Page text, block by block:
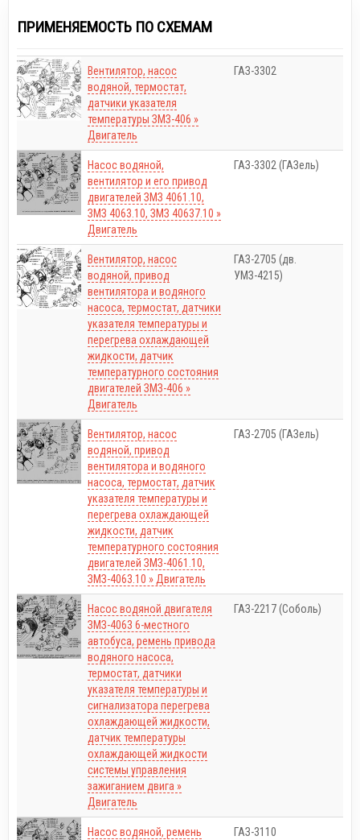
ПРИМЕНЯЕМОСТЬ ПО СХЕМАМ
Вентилятор, насос
водяной, термостат,
датчики указателя
температуры ЗМЗ-406 »
Двигатель
ГАЗ-3302
Насос водяной,
вентилятор и его привод
двигателей ЗМЗ 4061.10,
ЗМЗ 4063.10, ЗМЗ 40637.10 »
Двигатель
ГАЗ-3302 (ГАЗель)
Вентилятор, насос
водяной, привод
вентилятора и водяного
насоса, термостат, датчики
указателя температуры и
перегрева охлаждающей
жидкости, датчик
температурного состояния
двигателей ЗМЗ-406 »
Двигатель
ГАЗ-2705 (дв.
УМЗ-4215)
Вентилятор, насос
водяной, привод
вентилятора и водяного
насоса, термостат, датчик
указателя температуры и
перегрева охлаждающей
жидкости, датчик
температурного состояния
двигателей ЗМЗ-4061.10,
ЗМЗ-4063.10 » Двигатель
ГАЗ-2705 (ГАЗель)
Насос водяной двигателя
ЗМЗ-4063 6-местного
автобуса, ремень привода
водяного насоса,
термостат, датчики
указателя температуры и
сигнализатора перегрева
охлаждающей жидкости,
датчик температуры
охлаждающей жидкости
системы управления
зажиганием двига »
Двигатель
ГАЗ-2217 (Соболь)
Насос водяной, ремень
ГАЗ-3110